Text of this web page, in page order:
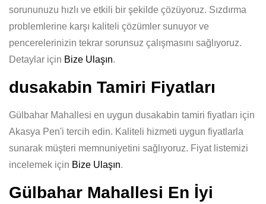
sorununuzu hızlı ve etkili bir şekilde çözüyoruz. Sızdırma
problemlerine karşı kaliteli çözümler sunuyor ve
pencerelerinizin tekrar sorunsuz çalışmasını sağlıyoruz.
Detaylar için Bize Ulaşın.
dusakabin Tamiri Fiyatları
Gülbahar Mahallesi en uygun dusakabin tamiri fiyatları için
Akasya Pen'i tercih edin. Kaliteli hizmeti uygun fiyatlarla
sunarak müşteri memnuniyetini sağlıyoruz. Fiyat listemizi
incelemek için Bize Ulaşın.
Gülbahar Mahallesi En İyi